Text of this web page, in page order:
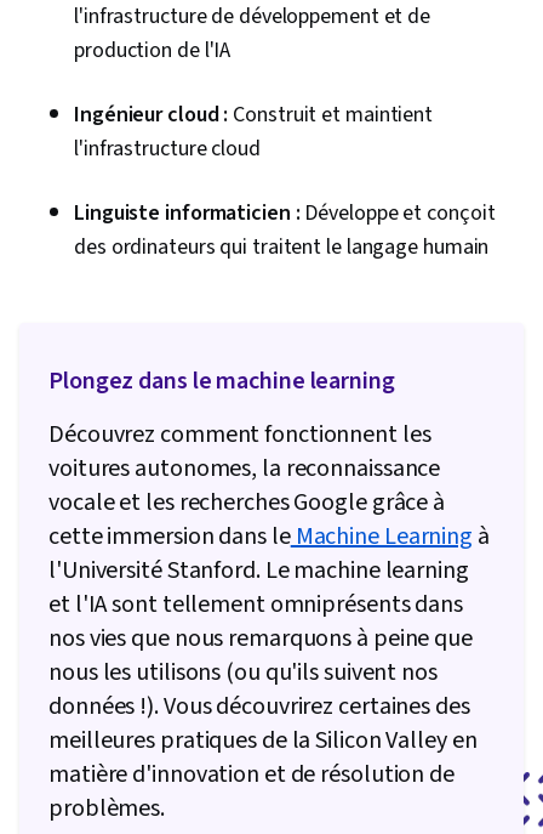
l'infrastructure de développement et de
production de l'IA
Ingénieur cloud : Construit et maintient
l'infrastructure cloud
Linguiste informaticien : Développe et conçoit
des ordinateurs qui traitent le langage humain
Plongez dans le machine learning
Découvrez comment fonctionnent les
voitures autonomes, la reconnaissance
vocale et les recherches Google grâce à
cette immersion dans leMachine Learning à
l'Université Stanford. Le machine learning
et l'IA sont tellement omniprésents dans
nos vies que nous remarquons à peine que
nous les utilisons (ou qu'ils suivent nos
données !). Vous découvrirez certaines des
meilleures pratiques de la Silicon Valley en
matière d'innovation et de résolution de
problèmes.